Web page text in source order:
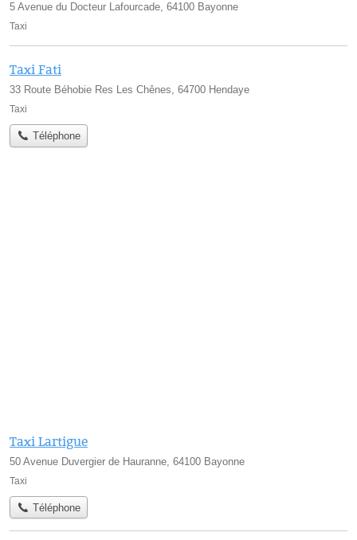
5 Avenue du Docteur Lafourcade, 64100 Bayonne
Taxi
Taxi Fati
33 Route Béhobie Res Les Chênes, 64700 Hendaye
Taxi
Téléphone
Taxi Lartigue
50 Avenue Duvergier de Hauranne, 64100 Bayonne
Taxi
Téléphone